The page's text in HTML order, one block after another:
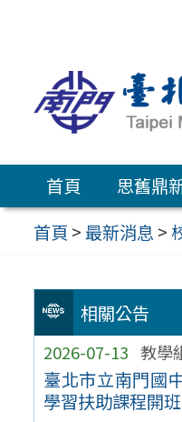
容
區
首頁 思舊鼎
首頁 >最新消息 >
相關公告
2026-07-13 教學
臺北市立南門國
學習扶助課程開